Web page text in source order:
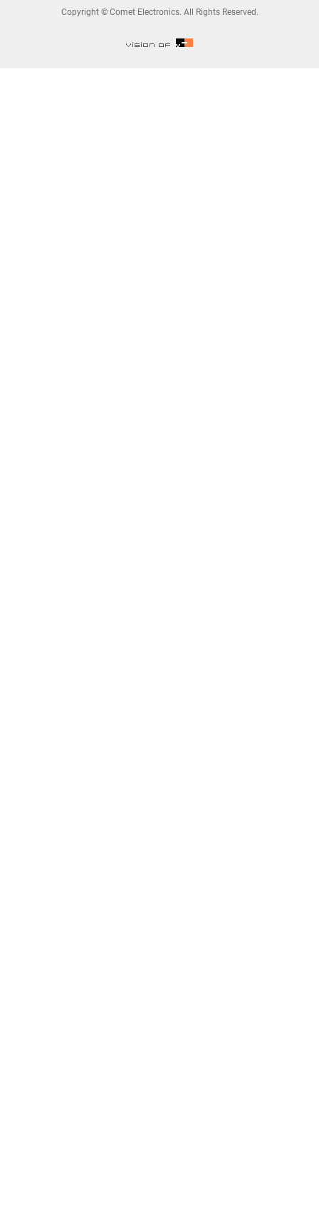
Copyright © Comet Electronics. All Rights Reserved.